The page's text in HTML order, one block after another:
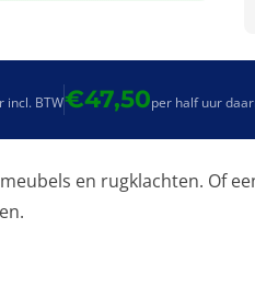
incl. BTW€47,50per half uur
en rugklachten. Of